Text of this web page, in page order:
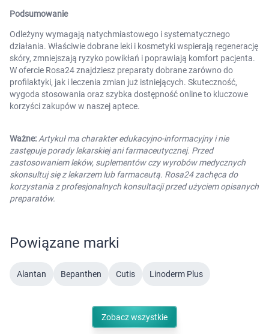
Podsumowanie
Odleżyny wymagają natychmiastowego i systematycznego
działania. Właściwie dobrane leki i kosmetyki wspierają regenerację
skóry, zmniejszają ryzyko powikłań i poprawiają komfort pacjenta.
W ofercie Rosa24 znajdziesz preparaty dobrane zarówno do
profilaktyki, jak i leczenia zmian już istniejących. Skuteczność,
wygoda stosowania oraz szybka dostępność online to kluczowe
korzyści zakupów w naszej aptece.
Ważne:Artykuł ma charakter edukacyjno-informacyjny i nie
zastępuje porady lekarskiej ani farmaceutycznej. Przed
zastosowaniem leków, suplementów czy wyrobów medycznych
skonsultuj się z lekarzem lub farmaceutą. Rosa24 zachęca do
korzystania z profesjonalnych konsultacji przed użyciem opisanych
preparatów.
Powiązane marki
Alantan Bepanthen Cutis Linoderm Plus
Zobacz wszystkie